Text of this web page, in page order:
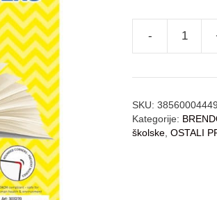
-
SKU:
Kategorije:
školske ,OSTALI